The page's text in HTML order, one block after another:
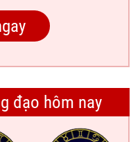
đạo hôm nay